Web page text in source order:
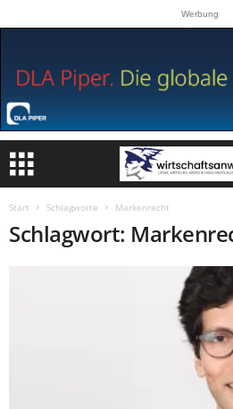
Werbung
Start Schlagworte Markenrecht
Schlagwort: